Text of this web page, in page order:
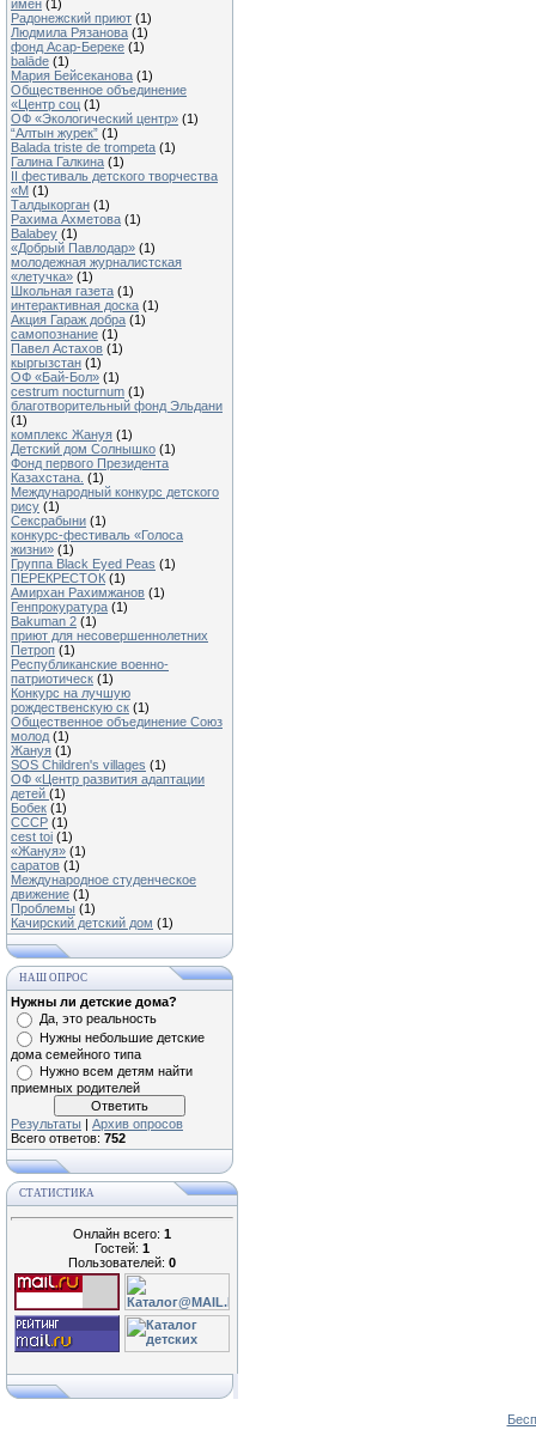
имен (1)
Радонежский приют (1)
Людмила Рязанова (1)
фонд Асар-Береке (1)
balāde (1)
Мария Бейсеканова (1)
Общественное объединение
«Центр соц (1)
ОФ «Экологический центр» (1)
“Алтын журек” (1)
Balada triste de trompeta (1)
Галина Галкина (1)
II фестиваль детского творчества
«М (1)
Талдыкорган (1)
Рахима Ахметова (1)
Balabey (1)
«Добрый Павлодар» (1)
молодежная журналистская
«летучка» (1)
Школьная газета (1)
интерактивная доска (1)
Акция Гараж добра (1)
самопознание (1)
Павел Астахов (1)
кыргызстан (1)
ОФ «Бай-Бол» (1)
cestrum nocturnum (1)
благотворительный фонд Эльдани
(1)
комплекс Жануя (1)
Детский дом Солнышко (1)
Фонд первого Президента
Казахстана. (1)
Международный конкурс детского
рису (1)
Сексрабыни (1)
конкурс-фестиваль «Голоса
жизни» (1)
Группа Black Eyed Peas (1)
ПЕРЕКРЕСТОК (1)
Амирхан Рахимжанов (1)
Генпрокуратура (1)
Bakuman 2 (1)
приют для несовершеннолетних
Петроп (1)
Республиканские военно-
патриотическ (1)
Конкурс на лучшую
рождественскую ск (1)
Общественное объединение Союз
молод (1)
Жануя (1)
SOS Children's villages (1)
ОФ «Центр развития адаптации
детей (1)
Бобек (1)
СССР (1)
cest toi (1)
«Жануя» (1)
саратов (1)
Международное студенческое
движение (1)
Проблемы (1)
Качирский детский дом (1)
НАШ ОПРОС
Нужны ли детские дома?
Да, это реальность
Нужны небольшие детские
дома семейного типа
Нужно всем детям найти
приемных родителей
Результаты | Архив опросов
Всего ответов: 752
СТАТИСТИКА
Онлайн всего: 1
Гостей: 1
Пользователей: 0